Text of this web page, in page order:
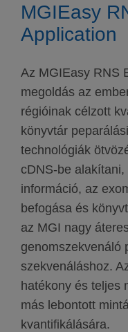
MGIEasy
Application
Az MGIEasy RNS
megoldás az
régióinak célzott
könyvtár
technológiák
cDNS-be
információ, az
befogása és
az MGI nagy
genomszekvenáló
szekvenáláshoz.
hatékony és teljes
más lebontott
kvantifikálására.